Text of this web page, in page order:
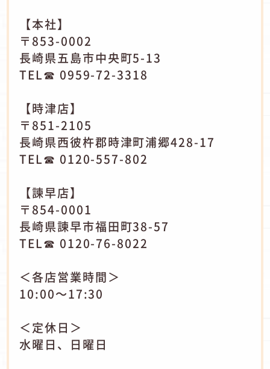
【本社】
〒853-0002
長崎県五島市中央町5-13
TEL☎ 0959-72-3318
【時津店】
〒851-2105
長崎県西彼杵郡時津町浦郷428-17
TEL☎ 0120-557-802
【諫早店】
〒854-0001
長崎県諫早市福田町38-57
TEL☎ 0120-76-8022
＜各店営業時間＞
10:00～17:30
＜定休日＞
水曜日、日曜日